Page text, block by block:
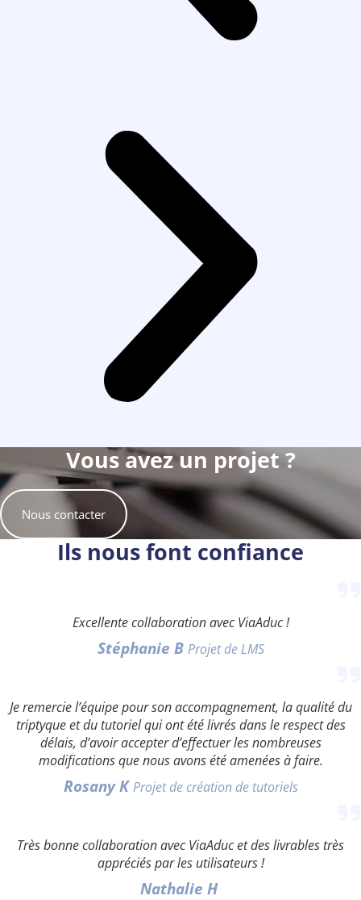
Vous avez un projet ?
Nous contacter
Ils nous font confiance
Excellente collaboration avec ViaAduc !
Stéphanie B Projet de LMS
Je remercie l’équipe pour son accompagnement, la qualité du
triptyque et du tutoriel qui ont été livrés dans le respect des
délais, d’avoir accepter d’effectuer les nombreuses
modifications que nous avons été amenées à faire.
Rosany K Projet de création de tutoriels
Très bonne collaboration avec ViaAduc et des livrables très
appréciés par les utilisateurs !
Nathalie H